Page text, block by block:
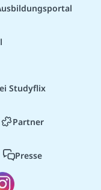
Studyflix
Partner
Presse